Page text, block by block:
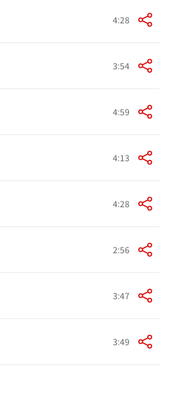
4:28
3:54
4:59
4:13
4:28
2:56
3:47
3:49